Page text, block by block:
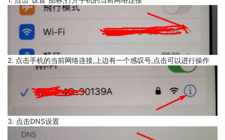
2. 点击手机的当前网络连接,上边有一个感叹号,点击可以进行操作
3. 点击DNS设置